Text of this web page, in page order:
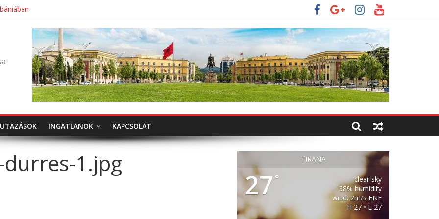
UTAZÁSOK INGATLANOK KAPCSOLAT
1.jpg TIRANA
27 °
clear sky
38% humidity
wind: 2m/s ENE
H 27 • L 27